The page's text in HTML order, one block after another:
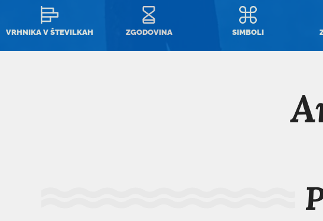
VRHNIKA V ŠTEVILKAH ZGODOVINA SIMBOLI